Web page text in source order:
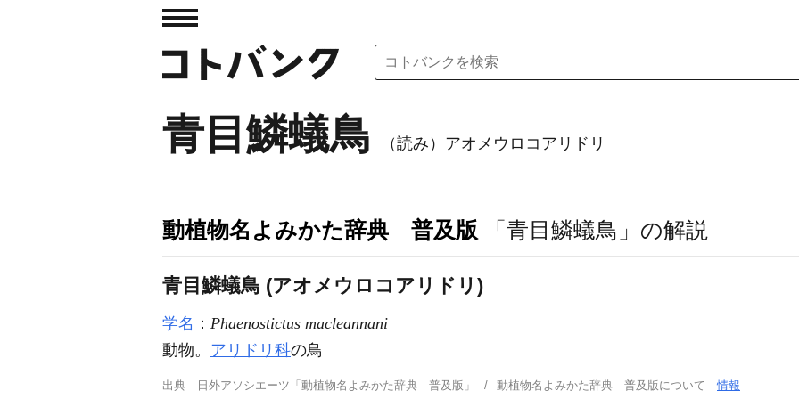
青目鱗蟻鳥 （読み）アオメウロコアリドリ
動植物名よみかた辞典 普及版 「青目鱗蟻鳥」の解説
青目鱗蟻鳥 (アオメウロコアリドリ)
学名 ： Phaenostictus macleannani
動物。 アリドリ科の鳥
出典 日外アソシエーツ「動植物名よみかた辞典 普及版」 動植物名よみかた辞典 普及版について情報